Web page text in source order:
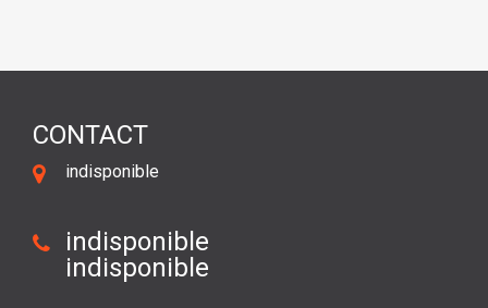
CONTACT
indisponible
indisponible
indisponible